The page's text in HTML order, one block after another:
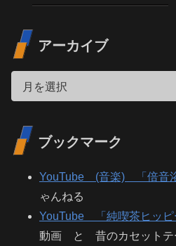
アーカイブ
ブックマーク
YouTube (音楽) 「倍音浴
ゃんねる
YouTube 「純喫茶ヒッピ
動画 と 昔のカセットテ